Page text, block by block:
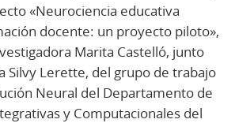
«Neurociencia educativa
docente: un proyecto piloto»,
Marita Castelló, junto
Silvy Lerette, del grupo de trabajo
Neural del Departamento de
y Computacionales del